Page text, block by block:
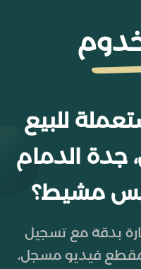
للبيع
جدة الدمام
مشيط؟
بدقة مع تسجيل
فيديو مسجل،